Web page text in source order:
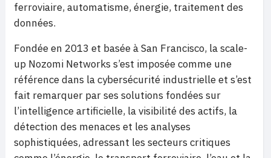
ferroviaire, automatisme, énergie, traitement des
données.
Fondée en 2013 et basée à San Francisco, la scale-
up Nozomi Networks s’est imposée comme une
référence dans la cybersécurité industrielle et s’est
fait remarquer par ses solutions fondées sur
l’intelligence artificielle, la visibilité des actifs, la
détection des menaces et les analyses
sophistiquées, adressant les secteurs critiques